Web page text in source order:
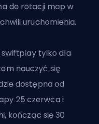
do rotacji map w
uruchomienia.
swiftplay tylko dla
nauczyć się
dostępna od
25 czerwca i
kończąc się 30